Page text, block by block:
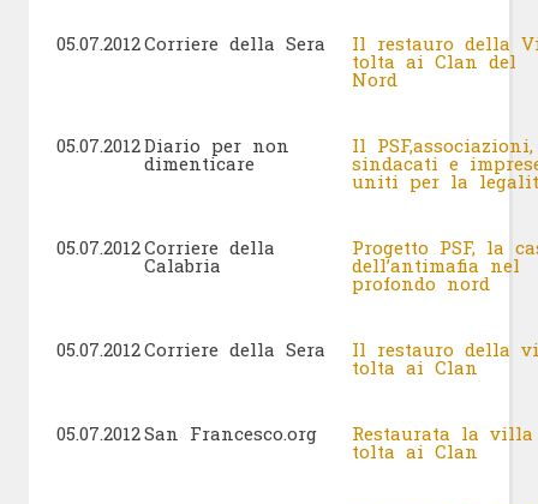
05.07.2012Corriere della Sera Il restauro della
tolta ai Clan del
Nord
05.07.2012Diario per non
dimenticare
Il PSF,associazioni,
sindacati e
uniti per la
05.07.2012Corriere della
Calabria
Progetto PSF, la
dell’antimafia nel
profondo nord
05.07.2012Corriere della Sera Il restauro della
tolta ai Clan
05.07.2012San Francesco.org Restaurata la villa
tolta ai Clan